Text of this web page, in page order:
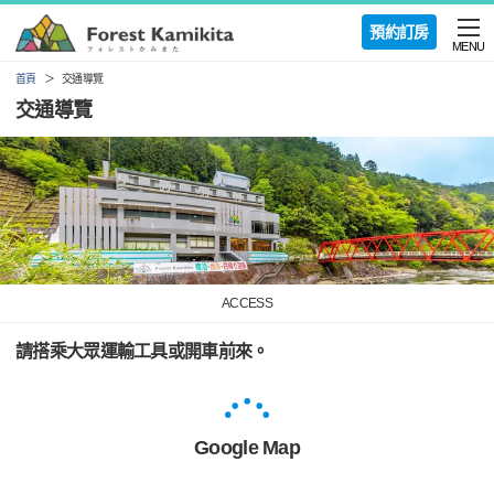
預約訂房
MENU
首頁 交通導覽
交通導覽
ACCESS
請搭乘大眾運輸工具或開車前來。
Google Map